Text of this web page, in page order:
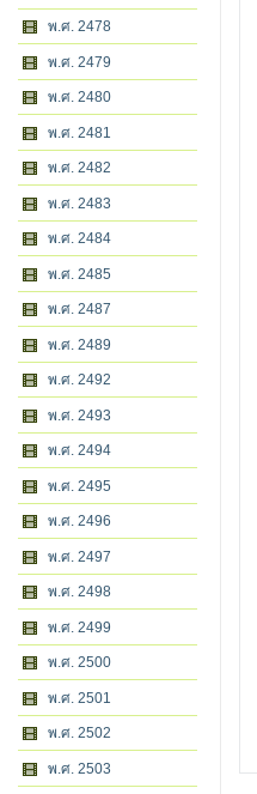
พ.ศ. 2478
พ.ศ. 2479
พ.ศ. 2480
พ.ศ. 2481
พ.ศ. 2482
พ.ศ. 2483
พ.ศ. 2484
พ.ศ. 2485
พ.ศ. 2487
พ.ศ. 2489
พ.ศ. 2492
พ.ศ. 2493
พ.ศ. 2494
พ.ศ. 2495
พ.ศ. 2496
พ.ศ. 2497
พ.ศ. 2498
พ.ศ. 2499
พ.ศ. 2500
พ.ศ. 2501
พ.ศ. 2502
พ.ศ. 2503